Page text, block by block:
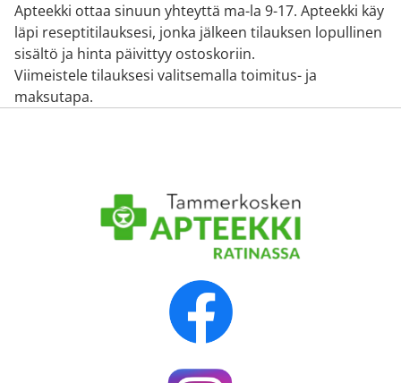
Apteekki ottaa sinuun yhteyttä ma-la 9-17. Apteekki käy
läpi reseptitilauksesi, jonka jälkeen tilauksen lopullinen
sisältö ja hinta päivittyy ostoskoriin.
Viimeistele tilauksesi valitsemalla toimitus- ja
maksutapa.